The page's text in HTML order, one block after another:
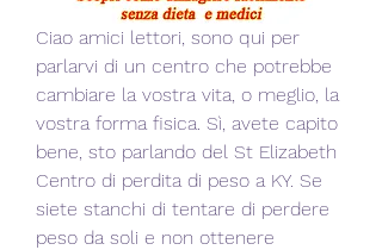
Ciao amici lettori, sono qui per
parlarvi di un centro che potrebbe
cambiare la vostra vita, o meglio, la
vostra forma fisica. Sì, avete capito
bene, sto parlando del St Elizabeth
Centro di perdita di peso a KY. Se
siete stanchi di tentare di perdere
peso da soli e non ottenere